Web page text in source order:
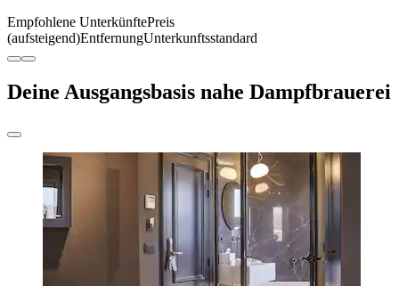
Empfohlene UnterkünftePreis
(aufsteigend)EntfernungUnterkunftsstandard
Deine Ausgangsbasis nahe Dampfbrauerei